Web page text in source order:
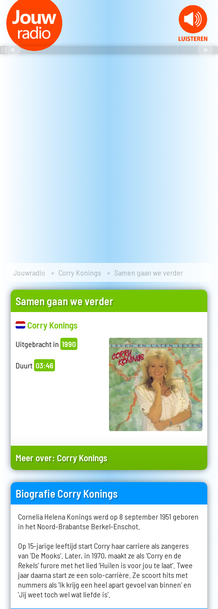
Jouwradio Corry Konings Samen gaan we verder
Samen gaan we verder
Corry Konings
Uitgebracht in 1990
Duurt 03:46
Meer over: Corry Konings
Biografie Corry Konings
Cornelia Helena Konings werd op 8 september 1951 geboren
in het Noord-Brabantse Berkel-Enschot.
Op 15-jarige leeftijd start Corry haar carriere als zangeres
van ‘De Mooks’. Later, in 1970, maakt ze als ‘Corry en de
Rekels’ furore met het lied ‘Huilen is voor jou te laat’. Twee
jaar daarna start ze een solo-carrière. Ze scoort hits met
nummers als 'Ik krijg een heel apart gevoel van binnen' en
'Jij weet toch wel wat liefde is'.